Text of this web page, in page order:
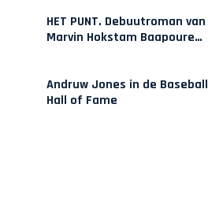
HET PUNT. Debuutroman van
Marvin Hokstam Baapoure
Andruw Jones in de Baseball
Hall of Fame